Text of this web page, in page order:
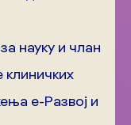
науку и члан
е-Развој и